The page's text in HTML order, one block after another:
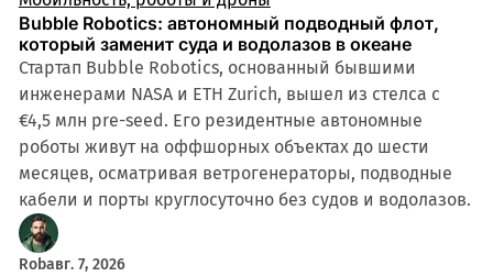
Bubble Robotics: автономный подводный флот,
который заменит суда и водолазов в океане
Стартап Bubble Robotics, основанный бывшими
инженерами NASA и ETH Zurich, вышел из стелса с
€4,5 млн pre-seed. Его резидентные автономные
роботы живут на оффшорных объектах до шести
месяцев, осматривая ветрогенераторы, подводные
кабели и порты круглосуточно без судов и водолазов.
Robавг. 7, 2026